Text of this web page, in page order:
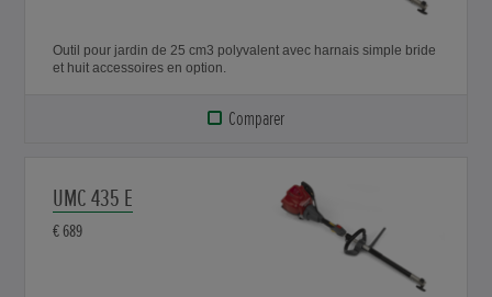
Outil pour jardin de 25 cm3 polyvalent avec harnais simple bride
et huit accessoires en option.
Comparer
UMC 435 E
€ 689